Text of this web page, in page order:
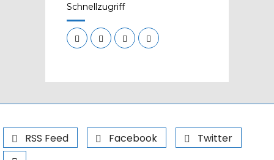
Schnellzugriff
RSS Feed Facebook Twitter